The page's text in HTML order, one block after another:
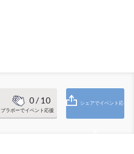
0/ 10
ブラボーでイベント応援
シェアでイベント応